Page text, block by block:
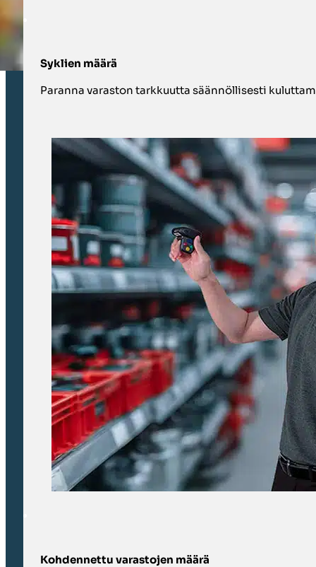
Syklien määrä
Paranna varaston tarkkuutta säännöllisesti
Kohdennettu varastojen määrä